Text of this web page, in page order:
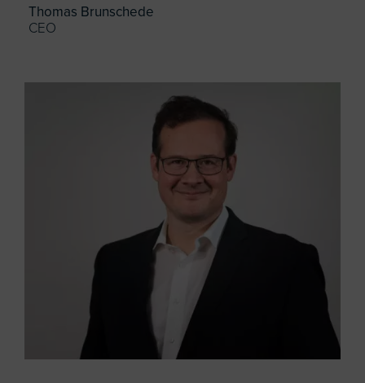
Thomas Brunschede
CEO